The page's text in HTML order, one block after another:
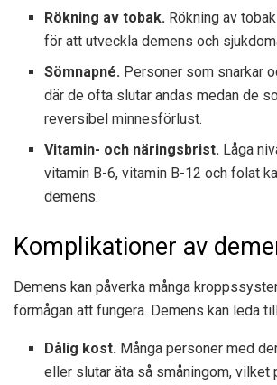
Rökning av tobak. Rökning av
för att utveckla demens och
Sömnapné. Personer som snarkar
där de ofta slutar andas medan de
reversibel minnesförlust.
Vitamin- och näringsbrist. Låga
vitamin B-6, vitamin B-12 och folat
demens.
Komplikationer av
Demens kan påverka många
förmågan att fungera. Demens kan leda
Dålig kost. Många personer med
eller slutar äta så småningom, vilket